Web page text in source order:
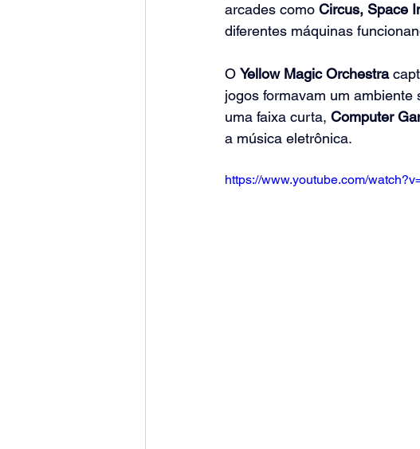
arcades como Circus, Space
diferentes máquinas
O Yellow Magic Orchestra
jogos formavam um ambiente
uma faixa curta, Computer
a música eletrônica.
https://www.youtube.com/